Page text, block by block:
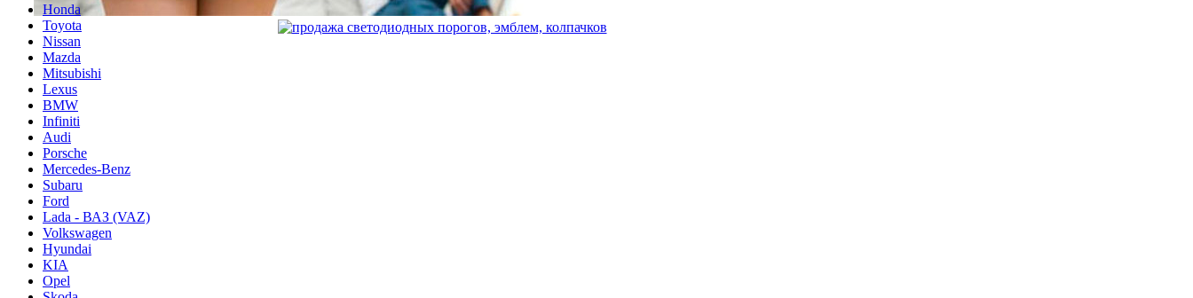
Honda
Toyota
Nissan
Mazda
Mitsubishi
Lexus
BMW
Infiniti
Audi
Porsche
Mercedes-Benz
Subaru
Ford
Lada - ВАЗ (VAZ)
Volkswagen
Hyundai
KIA
Opel